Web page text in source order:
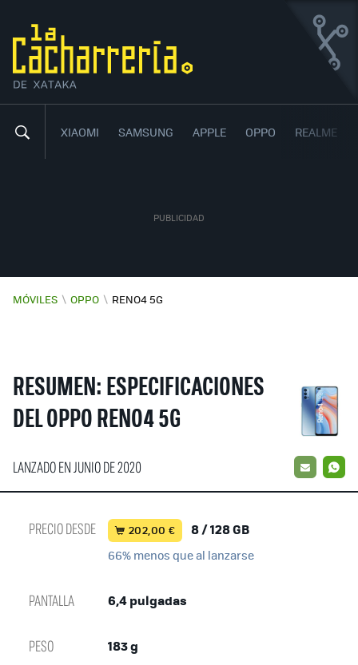
XIAOMI SAMSUNG APPLE OPPO REALME
OPPO RENO4 5G
PRÁCTICAMENTE UN GAMA ALTA 8,40
MÓVILES \ OPPO \ RENO4 5G
RESUMEN: ESPECIFICACIONES
DEL OPPO RENO4 5G
LANZADO EN JUNIO DE 2020 EMAIL
PRECIO DESDE 202,00 € 8 / 128 GB
66% menos que al lanzarse
PANTALLA 6,4 pulgadas
PESO 183 g